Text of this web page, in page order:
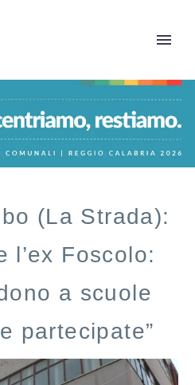
(La Strada):
l’ex Foscolo:
a scuole
partecipate”